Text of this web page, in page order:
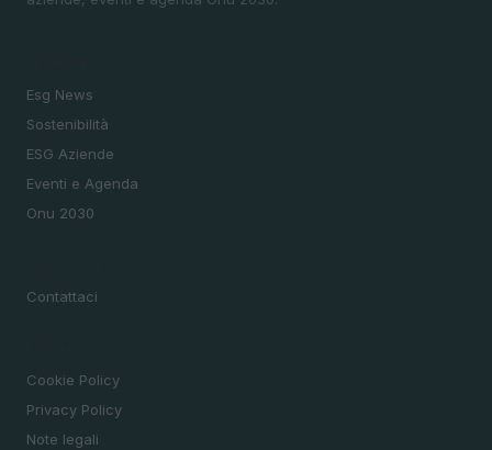
Esg News
Sostenibilità
ESG Aziende
Eventi e Agenda
Onu 2030
Contattaci
Cookie Policy
Privacy Policy
Note legali